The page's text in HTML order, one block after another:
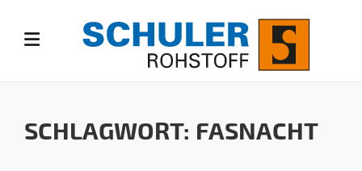
content
SCHLAGWORT: FASNACHT